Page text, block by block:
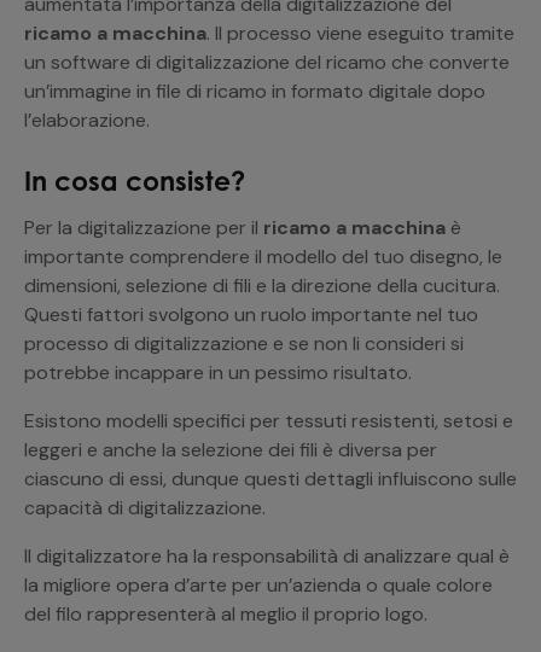
ricamo a macchina. Il processo viene eseguito tramite
un software di digitalizzazione del ricamo che converte
un’immagine in file di ricamo in formato digitale dopo
l’elaborazione.
In cosa consiste?
Per la digitalizzazione per il ricamo a macchina è
importante comprendere il modello del tuo disegno, le
dimensioni, selezione di fili e la direzione della cucitura.
Questi fattori svolgono un ruolo importante nel tuo
processo di digitalizzazione e se non li consideri si
potrebbe incappare in un pessimo risultato.
Esistono modelli specifici per tessuti resistenti, setosi e
leggeri e anche la selezione dei fili è diversa per
ciascuno di essi, dunque questi dettagli influiscono sulle
capacità di digitalizzazione.
Il digitalizzatore ha la responsabilità di analizzare qual è
la migliore opera d’arte per un’azienda o quale colore
del filo rappresenterà al meglio il proprio logo.